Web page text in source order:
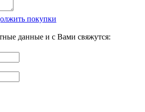
покупки
данные и с Вами свяжутся: